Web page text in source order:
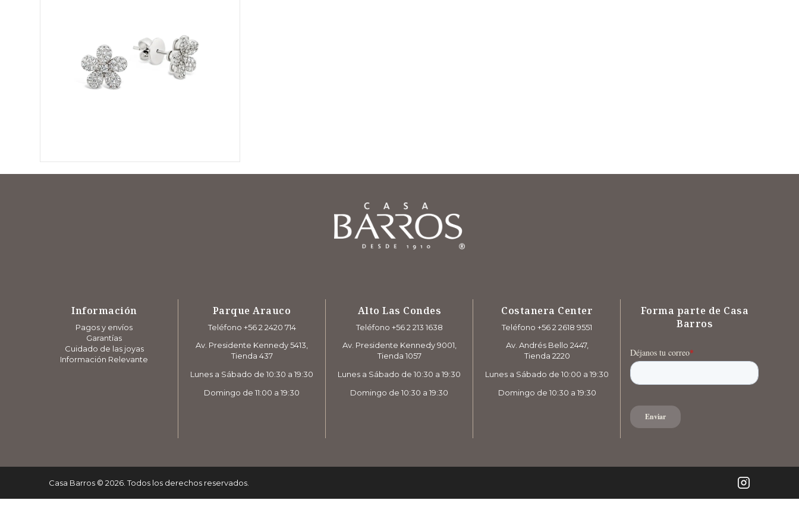
Información
Pagos y envíos
Garantías
Cuidado de las joyas
Información Relevante
Parque Arauco
Teléfono +56 2 2420 714
Av. Presidente Kennedy 5413,
Tienda 437
Lunes a Sábado de 10:30 a 19:30
Domingo de 11:00 a 19:30
Alto Las Condes
Teléfono +56 2 213 1638
Av. Presidente Kennedy 9001,
Tienda 1057
Lunes a Sábado de 10:30 a 19:30
Domingo de 10:30 a 19:30
Costanera Center
Teléfono +56 2 2618 9551
Av. Andrés Bello 2447,
Tienda 2220
Lunes a Sábado de 10:00 a 19:30
Domingo de 10:30 a 19:30
Forma parte de Casa
Barros
Casa Barros© 2026. Todos los derechos reservados.